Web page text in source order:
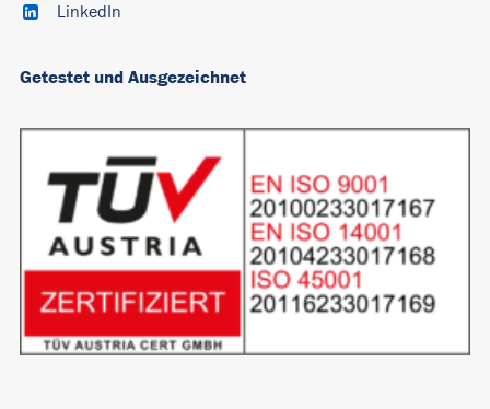
LinkedIn
Getestet und Ausgezeichnet